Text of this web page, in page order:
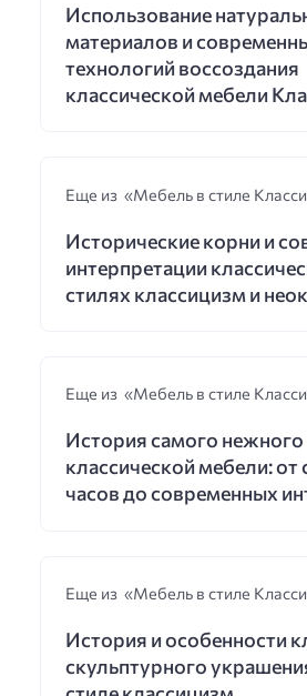
Использование
материалов и
технологий воссоздания
классической мебели
Еще из «Мебель в стиле
Исторические корни и
интерпретации
стилях классицизм и
Еще из «Мебель в стиле
История самого нежного
классической мебели: от
часов до современных
Еще из «Мебель в стиле
История и особенности
скульптурного